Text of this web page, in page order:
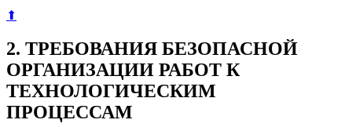
⬆
2. ТРЕБОВАНИЯ БЕЗОПАСНОЙ
ОРГАНИЗАЦИИ РАБОТ К
ТЕХНОЛОГИЧЕСКИМ
ПРОЦЕССАМ